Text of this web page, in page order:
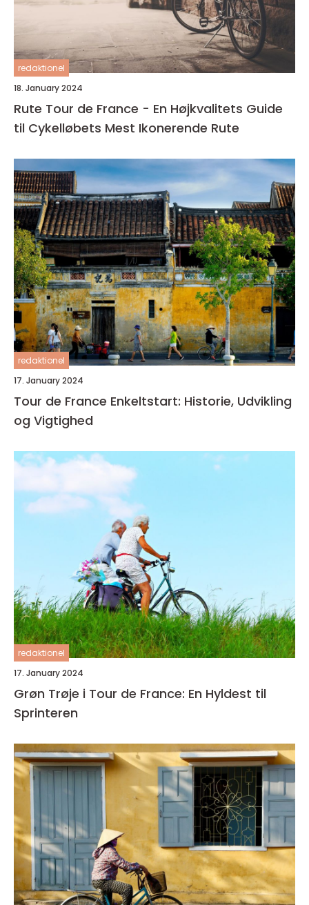
redaktionel
18. January 2024
Rute Tour de France - En Højkvalitets Guide
til Cykelløbets Mest Ikonerende Rute
redaktionel
17. January 2024
Tour de France Enkeltstart: Historie, Udvikling
og Vigtighed
redaktionel
17. January 2024
Grøn Trøje i Tour de France: En Hyldest til
Sprinteren